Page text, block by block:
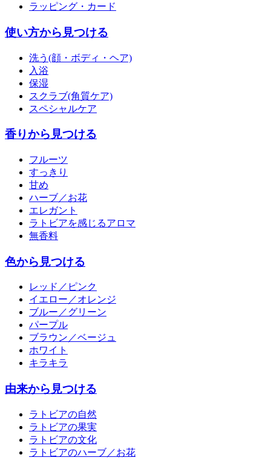
ラッピング・カード
使い方から見つける
洗う(顔・ボディ・ヘア)
入浴
保湿
スクラブ(角質ケア)
スペシャルケア
香りから見つける
フルーツ
すっきり
甘め
ハーブ／お花
エレガント
ラトビアを感じるアロマ
無香料
色から見つける
レッド／ピンク
イエロー／オレンジ
ブルー／グリーン
パープル
ブラウン／ベージュ
ホワイト
キラキラ
由来から見つける
ラトビアの自然
ラトビアの果実
ラトビアの文化
ラトビアのハーブ／お花